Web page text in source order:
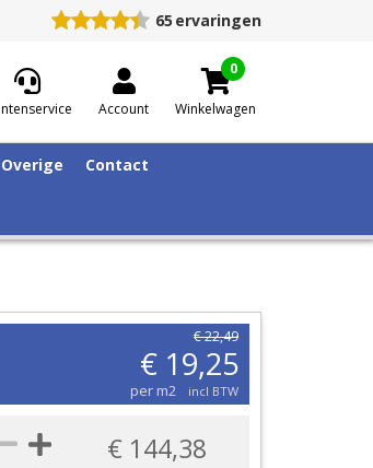
65 ervaringen
Account
0
Winkelwagen
Overige Contact
€ 22,49
€ 19,25
per m2 incl BTW
€ 144,38